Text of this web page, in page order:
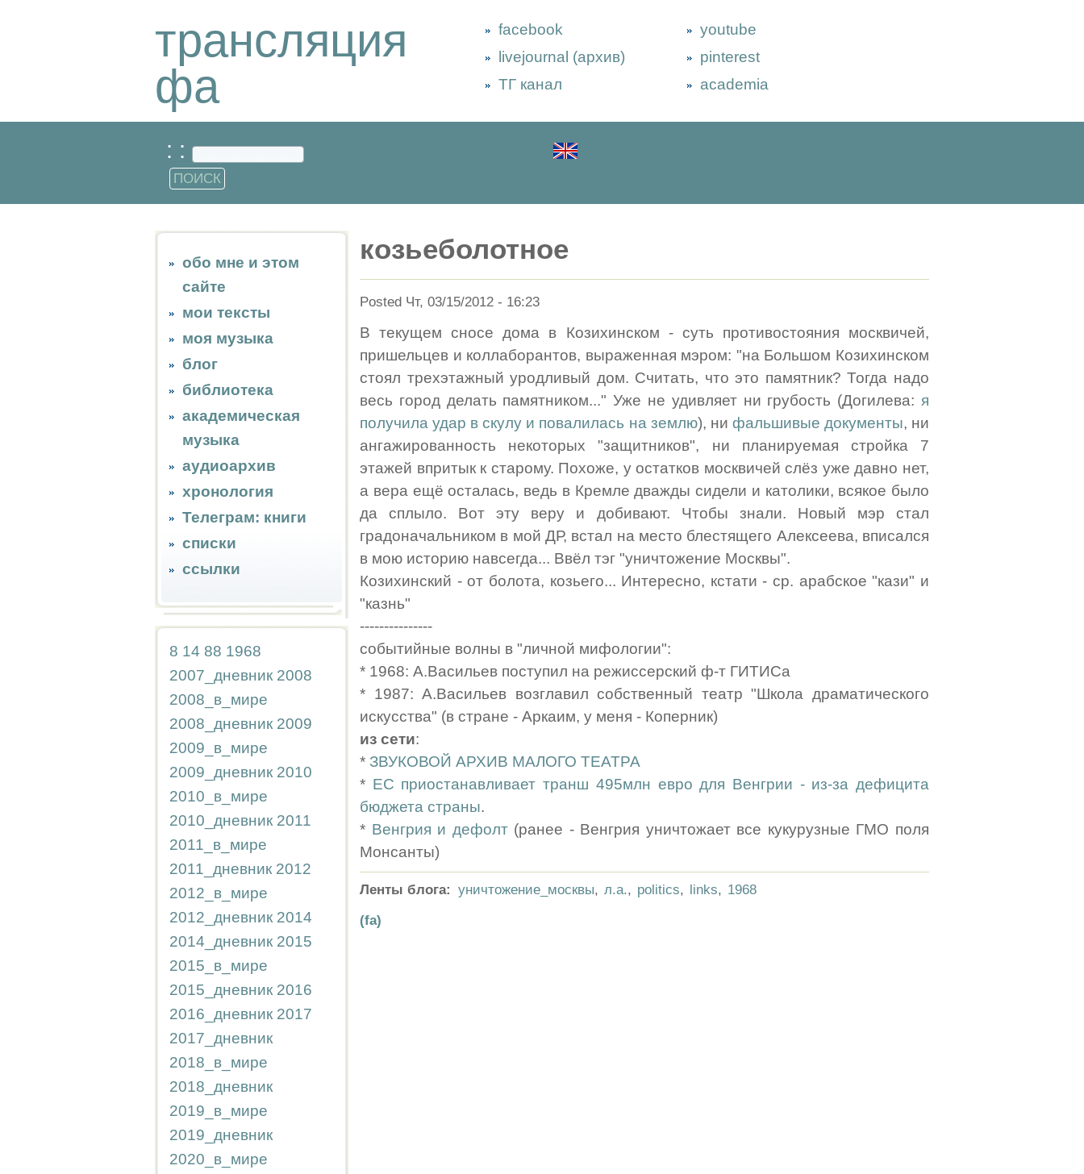
трансляция
фа
facebook
livejournal (архив)
ТГ канал
youtube
pinterest
academia
: :
обо мне и этом
сайте
мои тексты
моя музыка
блог
библиотека
академическая
музыка
аудиоархив
хронология
Телеграм: книги
списки
ссылки
8 14 88 1968
2007_дневник 2008
2008_в_мире
2008_дневник 2009
2009_в_мире
2009_дневник 2010
2010_в_мире
2010_дневник 2011
2011_в_мире
2011_дневник 2012
2012_в_мире
2012_дневник 2014
2014_дневник 2015
2015_в_мире
2015_дневник 2016
2016_дневник 2017
2017_дневник
2018_в_мире
2018_дневник
2019_в_мире
2019_дневник
2020_в_мире
козьеболотное
Posted Чт, 03/15/2012 - 16:23
В текущем сносе дома в Козихинском - суть противостояния москвичей,
пришельцев и коллаборантов, выраженная мэром: "на Большом Козихинском
стоял трехэтажный уродливый дом. Считать, что это памятник? Тогда надо
весь город делать памятником..." Уже не удивляет ни грубость (Догилева: я
получила удар в скулу и повалилась на землю), ни фальшивые документы, ни
ангажированность некоторых "защитников", ни планируемая стройка 7
этажей впритык к старому. Похоже, у остатков москвичей слёз уже давно нет,
а вера ещё осталась, ведь в Кремле дважды сидели и католики, всякое было
да сплыло. Вот эту веру и добивают. Чтобы знали. Новый мэр стал
градоначальником в мой ДР, встал на место блестящего Алексеева, вписался
в мою историю навсегда... Ввёл тэг "уничтожение Москвы".
Козихинский - от болота, козьего... Интересно, кстати - ср. арабское "кази" и
"казнь"
---------------
событийные волны в "личной мифологии":
* 1968: А.Васильев поступил на режиссерский ф-т ГИТИСа
* 1987: А.Васильев возглавил собственный театр "Школа драматического
искусства" (в стране - Аркаим, у меня - Коперник)
из сети:
* ЗВУКОВОЙ АРХИВ МАЛОГО ТЕАТРА
* ЕС приостанавливает транш 495млн евро для Венгрии - из-за дефицита
бюджета страны.
* Венгрия и дефолт(ранее - Венгрия уничтожает все кукурузные ГМО поля
Монсанты)
Ленты блога: уничтожение_москвы, л.а., politics, links, 1968
(fa)